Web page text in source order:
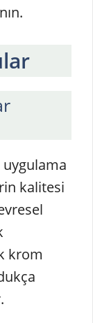
uygulama
kalitesi
krom